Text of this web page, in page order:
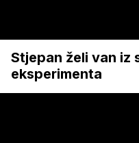
Stjepan želi van iz
eksperimenta